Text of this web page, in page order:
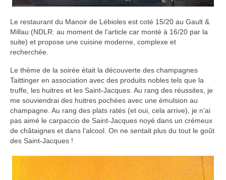
Le restaurant du Manoir de Lébioles est coté 15/20 au Gault &
Millau (NDLR: au moment de l’article car monté à 16/20 par la
suite) et propose une cuisine moderne, complexe et
recherchée.
Le thème de la soirée était la découverte des champagnes
Taittinger en association avec des produits nobles tels que la
truffe, les huitres et les Saint-Jacques. Au rang des réussites, je
me souviendrai des huitres pochées avec une émulsion au
champagne. Au rang des plats ratés (et oui, cela arrive), je n’ai
pas aimé le carpaccio de Saint-Jacques noyé dans un crémeux
de châtaignes et dans l’alcool. On ne sentait plus du tout le goût
des Saint-Jacques !